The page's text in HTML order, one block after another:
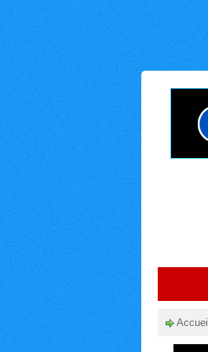
Accueil